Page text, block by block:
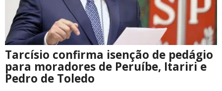
Tarcísio confirma isenção de pedágio
para moradores de Peruíbe, Itariri e
Pedro de Toledo